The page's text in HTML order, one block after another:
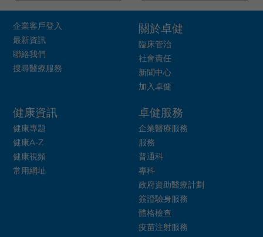
企業客戶登入
最新資訊
聯絡我們
搜尋醫療服務
關於卓健
臨床管治
社會責任
新聞中心
加入卓健
健康資訊
健康專題
健康A-Z
健康視頻
常用網址
卓健服務
企業醫療服務
服務
普通科
專科
政府資助醫療計劃
簽證驗身服務
體格檢查
疫苗注射服務